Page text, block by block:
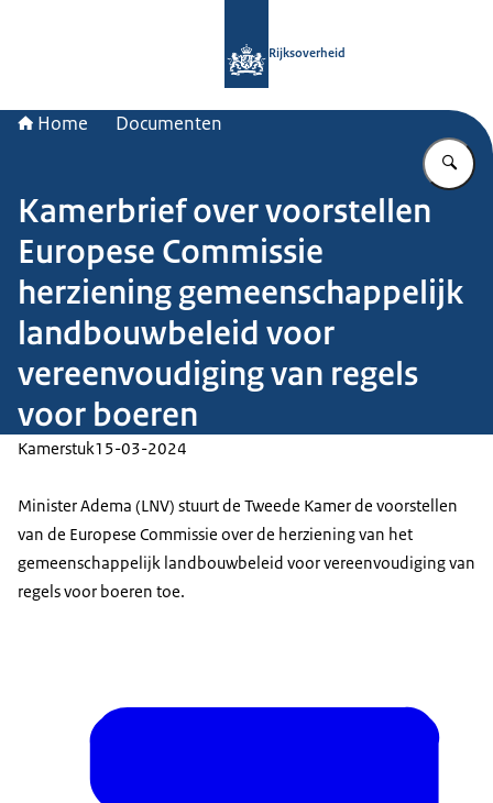
Rijksoverheid
Home Documenten
Kamerbrief over voorstellen
Europese Commissie
herziening gemeenschappelijk
landbouwbeleid voor
vereenvoudiging van regels
voor boeren
Kamerstuk15-03-2024
Minister Adema (LNV) stuurt de Tweede Kamer de voorstellen
van de Europese Commissie over de herziening van het
gemeenschappelijk landbouwbeleid voor vereenvoudiging van
regels voor boeren toe.